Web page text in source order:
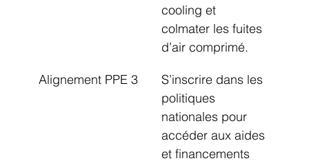
cooling et
colmater les fuites
d’air comprimé.
Alignement PPE 3
S’inscrire dans les
politiques
nationales pour
accéder aux aides
et financements